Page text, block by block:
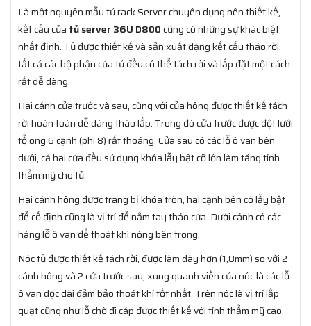
Là một nguyên mẫu tủ rack Server chuyên dụng nên thiết kế,
kết cấu của tủ server 36U D800cũng có những sự khác biệt
nhất định. Tủ được thiết kế và sản xuất dạng kết cấu tháo rời,
tất cả các bộ phận của tủ đều có thể tách rời và lắp đặt một cách
rất dễ dàng.
Hai cánh cửa trước và sau, cùng với của hông được thiết kế tách
rời hoàn toàn dễ dàng tháo lắp. Trong đó cửa trước được đột lưới
tổ ong 6 cạnh (phi 8) rất thoáng. Cửa sau có các lỗ ô van bên
dưới, cả hai cửa đều sử dụng khóa lẫy bật cỡ lớn làm tăng tính
thẩm mỹ cho tủ.
Hai cánh hông được trang bị khóa tròn, hai cạnh bên có lẫy bật
để cố định cũng là vị trí để nắm tay tháo cửa. Dưới cánh có các
hàng lỗ ô van để thoát khí nóng bên trong.
Nóc tủ được thiết kế tách rời, được làm dày hơn (1,8mm) so với 2
cánh hông và 2 cửa trước sau, xung quanh viền của nóc là các lỗ
ô van dọc dài đảm bảo thoát khí tốt nhất. Trên nóc là vị trí lắp
quạt cũng như lỗ chờ đi cáp được thiết kế với tính thẩm mỹ cao.